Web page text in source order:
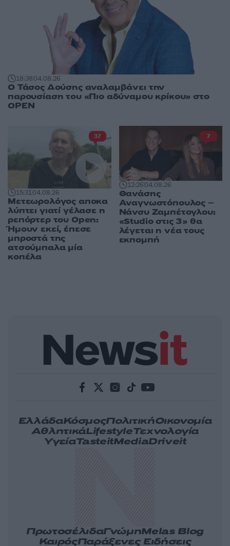
18:3804.08.26
Ο Τάσος Δούσης αναλαμβάνει την
παρουσίαση του «Πιο αδύναμου κρίκου» στο
OPEN
15:3104.08.26
Μετεωρολόγος αποκα
λύπτει γιατί γέλασε η
ρεπόρτερ του Open:
Ήμουν εκεί, έπεσε
μπροστά της
ατσούμπαλα μία
κοπέλα
37
12:2604.08.26
Θανάσης
Αναγνωστόπουλος –
Νάνσυ Ζαμπέτογλου:
«Studio στις 3» θα
λέγεται η νέα τους
εκπομπή
7
ΕλλάδαΚόσμοςΠολιτικήΟικονομία
ΑθλητικάLifestyleΤεχνολογία
ΥγείαTasteitMediaDriveit
ΠρωτοσέλιδαΓνώμηMelas Blog
ΚαιρόςΠαράξενες Ειδήσεις